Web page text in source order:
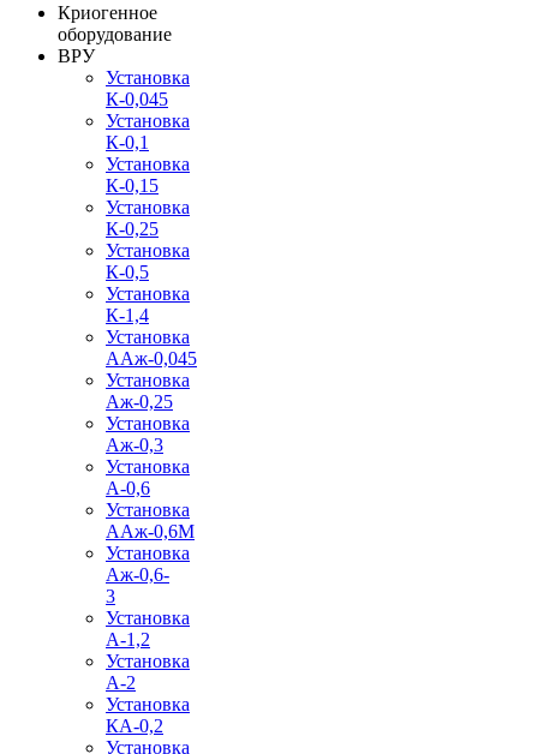
Криогенное
оборудование
ВРУ
Установка
К-0,045
Установка
К-0,1
Установка
К-0,15
Установка
К-0,25
Установка
К-0,5
Установка
К-1,4
Установка
ААж-0,045
Установка
Аж-0,25
Установка
Аж-0,3
Установка
А-0,6
Установка
ААж-0,6М
Установка
Аж-0,6-
3
Установка
А-1,2
Установка
А-2
Установка
КА-0,2
Установка